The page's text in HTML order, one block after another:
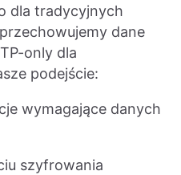
dla tradycyjnych
dane
only dla
podejście:
wymagające danych
szyfrowania